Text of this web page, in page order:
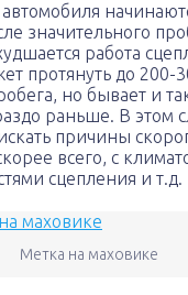
значительного
работа
протянуть до 200-
но бывает и
раньше. В этом
причины
всего, с
сцепления и т.д.
Метка на маховике